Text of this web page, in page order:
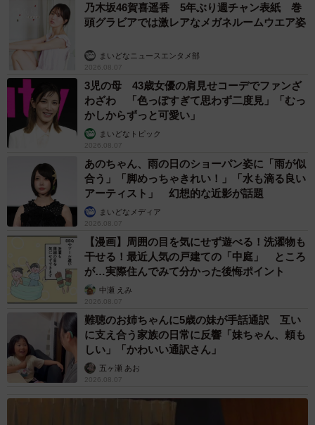
乃木坂46賀喜遥香 5年ぶり週チャン表紙 巻
頭グラビアでは激レアなメガネルームウエア姿
まいどなニュースエンタメ部
2026.08.07
3児の母 43歳女優の肩見せコーデでファンざ
わざわ 「色っぽすぎて思わず二度見」「むっ
かしからずっと可愛い」
まいどなトピック
2026.08.07
あのちゃん、雨の日のショーパン姿に「雨が似
合う」「脚めっちゃきれい！」「水も滴る良い
アーティスト」 幻想的な近影が話題
まいどなメディア
2026.08.07
【漫画】周囲の目を気にせず遊べる！洗濯物も
干せる！最近人気の戸建ての「中庭」 ところ
が…実際住んでみて分かった後悔ポイント
中瀬 えみ
2026.08.07
難聴のお姉ちゃんに5歳の妹が手話通訳 互い
に支え合う家族の日常に反響「妹ちゃん、頼も
しい」「かわいい通訳さん」
五ヶ瀬 あお
2026.08.07